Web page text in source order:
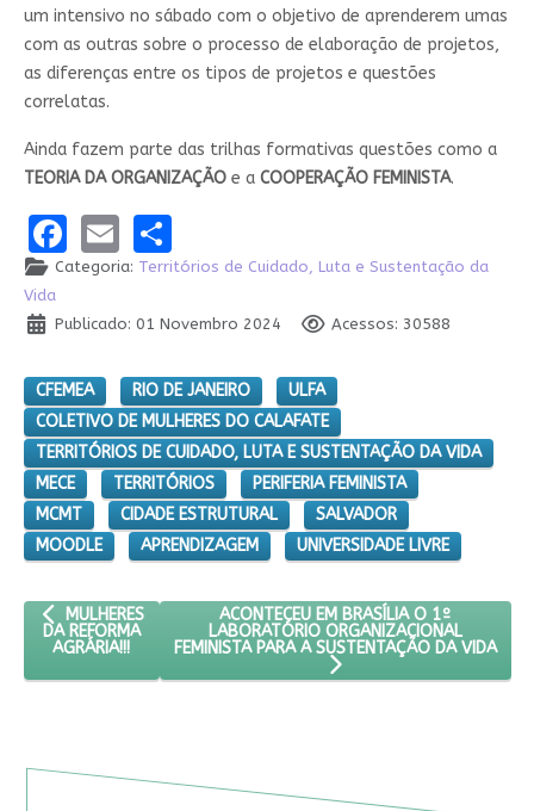
um intensivo no sábado com o objetivo de aprenderem umas
com as outras sobre o processo de elaboração de projetos,
as diferenças entre os tipos de projetos e questões
correlatas.
Ainda fazem parte das trilhas formativas questões como a
TEORIA DA ORGANIZAÇÃOe aCOOPERAÇÃO FEMINISTA.
Facebook
EmailShare
Categoria: Territórios de Cuidado, Luta e Sustentação da
Vida
Publicado: 01 Novembro 2024
Acessos: 30588
CFEMEA RIO DE JANEIRO
ULFA
COLETIVO DE MULHERES DO CALAFATE
TERRITÓRIOS DE CUIDADO, LUTA E SUSTENTAÇÃO DA VIDA
MECE
TERRITÓRIOS
PERIFERIA FEMINISTA
MCMT
CIDADE ESTRUTURAL
SALVADOR
MOODLE
APRENDIZAGEM UNIVERSIDADE LIVRE
ARTIGO ANTERIOR: MULHERES DA REFORMA AGRÁRIA!!!
MULHERES
DA REFORMA
AGRÁRIA!!!
PRÓXIMO ARTIGO: ACONTECEU EM
ACONTECEU EM BRASÍLIA O 1º
LABORATÓRIO ORGANIZACIONAL
FEMINISTA PARA A SUSTENTAÇÃO DA VIDA